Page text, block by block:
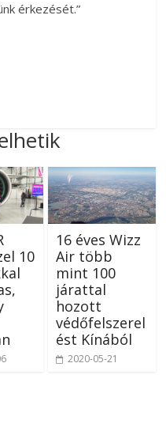
érkezését.”
10
16 éves Wizz
Air több
mint 100
járattal
hozott
védőfelszerel
ést Kínából
2020-05-21